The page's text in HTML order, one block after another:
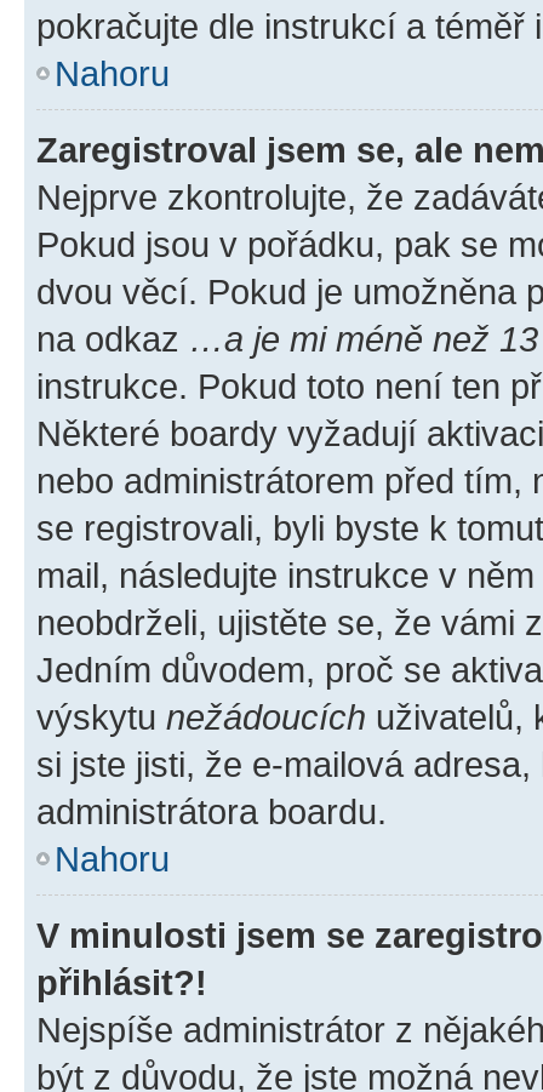
pokračujte dle instrukcí a téměř
Nahoru
Zaregistroval jsem se, ale
Nejprve zkontrolujte, že
Pokud jsou v pořádku, pak se
dvou věcí. Pokud je umožněna
na odkaz …a je mi méně než
instrukce. Pokud toto není ten
Některé boardy vyžadují
nebo administrátorem před tím,
se registrovali, byli byste k
mail, následujte instrukce v
neobdrželi, ujistěte se, že vámi
Jedním důvodem, proč se
výskytu nežádoucích uživatelů,
si jste jisti, že e-mailová
administrátora boardu.
Nahoru
V minulosti jsem se
přihlásit?!
Nejspíše administrátor z
být z důvodu, že jste možná